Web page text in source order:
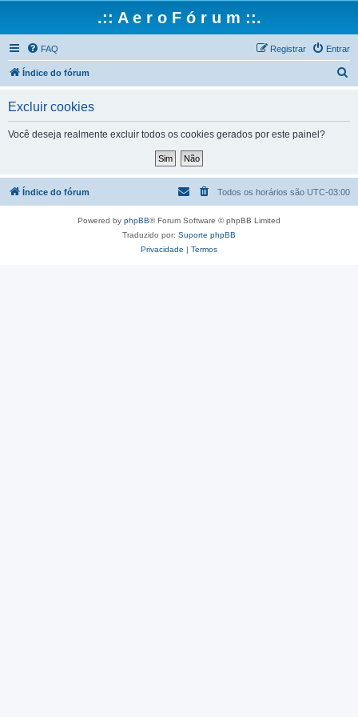
.:: A e r o F ó r u m ::.
FAQ Entrar
Registrar
Índice do fórum
a
Excluir cookies
Você deseja realmente excluir todos os cookies gerados por este painel?
Índice do fórum Todos os horários são UTC-03:00
Powered by phpBB® Forum Software © phpBB Limited
Traduzido por: Suporte phpBB
Privacidade | Termos